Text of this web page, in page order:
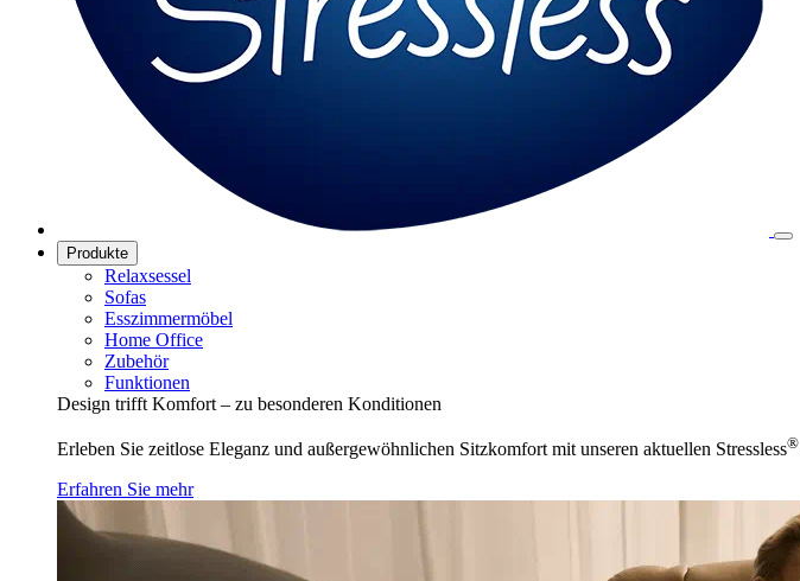
Produkte
Relaxsessel
Sofas
Esszimmermöbel
Home Office
Zubehör
Funktionen
Design trifft Komfort – zu besonderen Konditionen
Erleben Sie zeitlose Eleganz und außergewöhnlichen Sitzkomfort mit unseren aktuellen Stressless®
Erfahren Sie mehr